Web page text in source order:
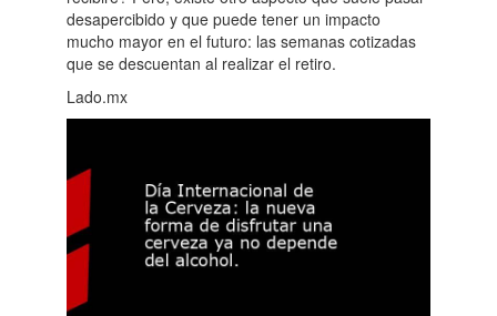
desapercibido y que puede tener un impacto
mucho mayor en el futuro: las semanas cotizadas
que se descuentan al realizar el retiro.
Lado.mx